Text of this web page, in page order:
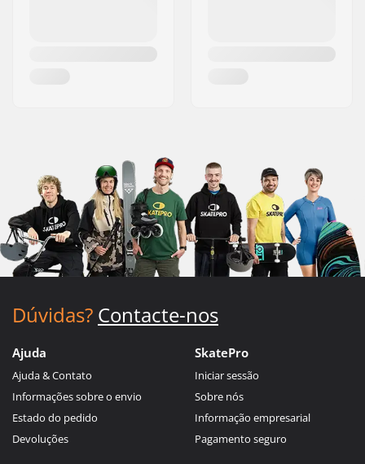
Dúvidas? Contacte-nos
Ajuda
Ajuda & Contato
Informações sobre o envio
Estado do pedido
Devoluções
SkatePro
Iniciar sessão
Sobre nós
Informação empresarial
Pagamento seguro